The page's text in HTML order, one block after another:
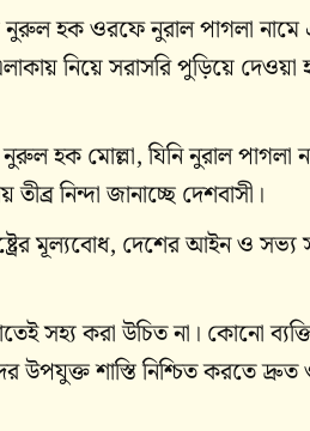
হক ওরফে নুরাল পাগলা
নিয়ে সরাসরি পুড়িয়ে
হক মোল্লা, যিনি নুরাল পাগলা
নিন্দা জানাচ্ছে দেশবাসী।
মূল্যবোধ, দেশের আইন ও সভ্য
সহ্য করা উচিত না। কোনো ব্যক্তি
উপযুক্ত শাস্তি নিশ্চিত করতে